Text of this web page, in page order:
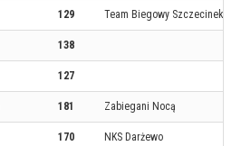
129 Team Biegowy Szczecinek
138
127
181 Zabiegani Nocą
170 NKS Darżewo